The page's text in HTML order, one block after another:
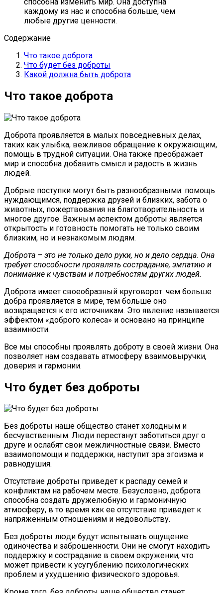
каждому из нас и способна больше, чем
любые другие ценности.
Содержание
Что такое доброта
Что будет без доброты
Какой должна быть доброта
Что такое доброта
Доброта проявляется в малых повседневных делах,
таких как улыбка, вежливое обращение к окружающим,
помощь в трудной ситуации. Она также преображает
мир и способна добавить смысл и радость в жизнь
людей.
Добрые поступки могут быть разнообразными: помощь
нуждающимся, поддержка друзей и близких, забота о
животных, пожертвования на благотворительность и
многое другое. Важным аспектом доброты является
открытость и готовность помогать не только своим
близким, но и незнакомым людям.
Доброта – это не только дело руки, но и дело сердца. Она
требует способности проявлять сострадание, эмпатию и
понимание к чувствам и потребностям других людей.
Доброта имеет своеобразный круговорот: чем больше
добра проявляется в мире, тем больше оно
возвращается к его источникам. Это явление называется
эффектом «доброго колеса» и основано на принципе
взаимности.
Все мы способны проявлять доброту в своей жизни. Она
позволяет нам создавать атмосферу взаимовыручки,
доверия и гармонии.
Что будет без доброты
Без доброты наше общество станет холодным и
бесчувственным. Люди перестанут заботиться друг о
друге и ослабят свои межличностные связи. Вместо
взаимопомощи и поддержки, наступит эра эгоизма и
равнодушия.
Отсутствие доброты приведет к распаду семей и
конфликтам на рабочем месте. Безусловно, доброта
способна создать дружелюбную и гармоничную
атмосферу, в то время как ее отсутствие приведет к
напряженным отношениям и недовольству.
Без доброты люди будут испытывать ощущение
одиночества и заброшенности. Они не смогут находить
поддержку и сострадание в своем окружении, что
может привести к усугублению психологических
проблем и ухудшению физического здоровья.